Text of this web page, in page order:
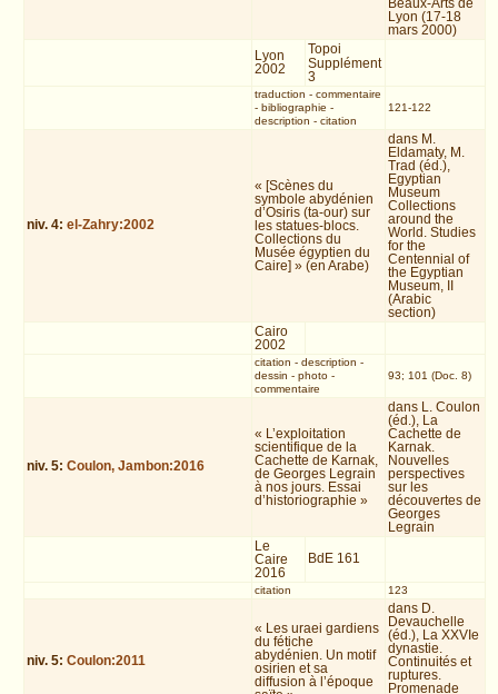
Beaux-Arts de
Lyon (17-18
mars 2000)
Lyon
2002
Topoi
Supplément
3
traduction - commentaire
- bibliographie -
description - citation
121-122
niv. 4:el-Zahry:2002
« [Scènes du
symbole abydénien
d’Osiris (ta-our) sur
les statues-blocs.
Collections du
Musée égyptien du
Caire] » (en Arabe)
dans M.
Eldamaty, M.
Trad (éd.),
Egyptian
Museum
Collections
around the
World. Studies
for the
Centennial of
the Egyptian
Museum, II
(Arabic
section)
Cairo
2002
citation - description -
dessin - photo-
commentaire
93; 101 (Doc. 8)
niv. 5:Coulon, Jambon:2016
« L’exploitation
scientifique de la
Cachette de Karnak,
de Georges Legrain
à nos jours. Essai
d’historiographie »
dans L. Coulon
(éd.), La
Cachette de
Karnak.
Nouvelles
perspectives
sur les
découvertes de
Georges
Legrain
Le
Caire
2016
BdE 161
citation 123
niv. 5:Coulon:2011
« Les uraei gardiens
du fétiche
abydénien. Un motif
osirien et sa
diffusion à l’époque
dans D.
Devauchelle
(éd.), La XXVIe
dynastie.
Continuités et
ruptures.
Promenade